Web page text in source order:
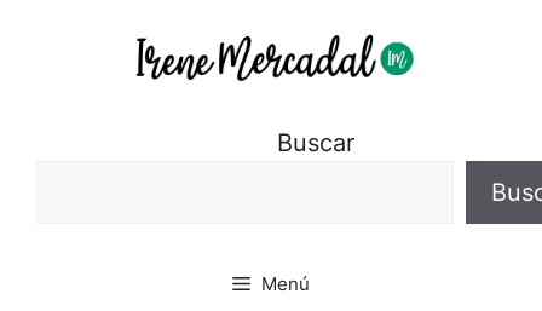
Buscar
Menú